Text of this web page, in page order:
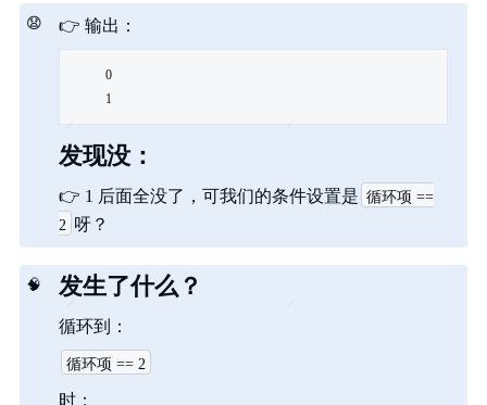
😧 👉 输出：
0
1
发现没：
👉 1 后面全没了，可我们的条件设置是 循环项 ==
2 呀？
🧠 发生了什么？
循环到：
循环项 == 2
时：